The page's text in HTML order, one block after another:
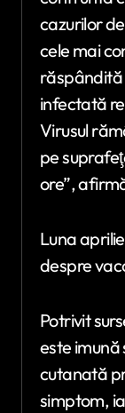
cazurilor
cele mai
răspândită
infectată
Virusul
pe
ore”,
Luna
despre
Potrivit
este
cutanată
simptom,